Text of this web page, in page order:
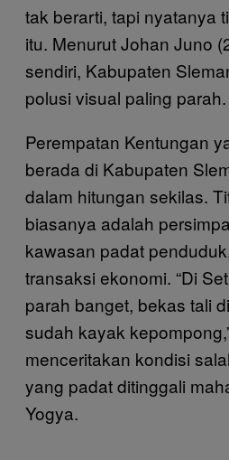
tak berarti, tapi nyatanya
itu. Menurut Johan Juno
sendiri, Kabupaten
polusi visual paling parah.
Perempatan Kentungan
berada di Kabupaten
dalam hitungan sekilas.
biasanya adalah
kawasan padat
transaksi ekonomi. “Di
parah banget, bekas tali
sudah kayak
menceritakan kondisi
yang padat ditinggali
Yogya.